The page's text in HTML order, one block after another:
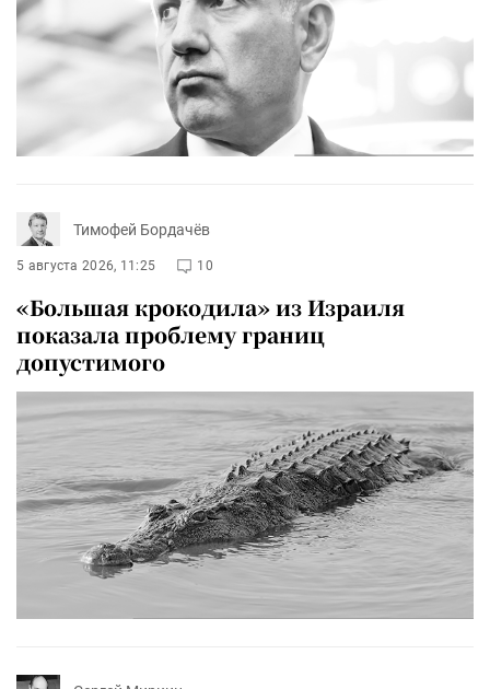
Тимофей Бордачёв
5 августа 2026, 11:25 10
«Большая крокодила» из Израиля
показала проблему границ
допустимого